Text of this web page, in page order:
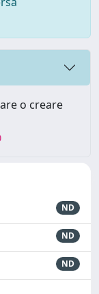
o creare
ND
ND
ND